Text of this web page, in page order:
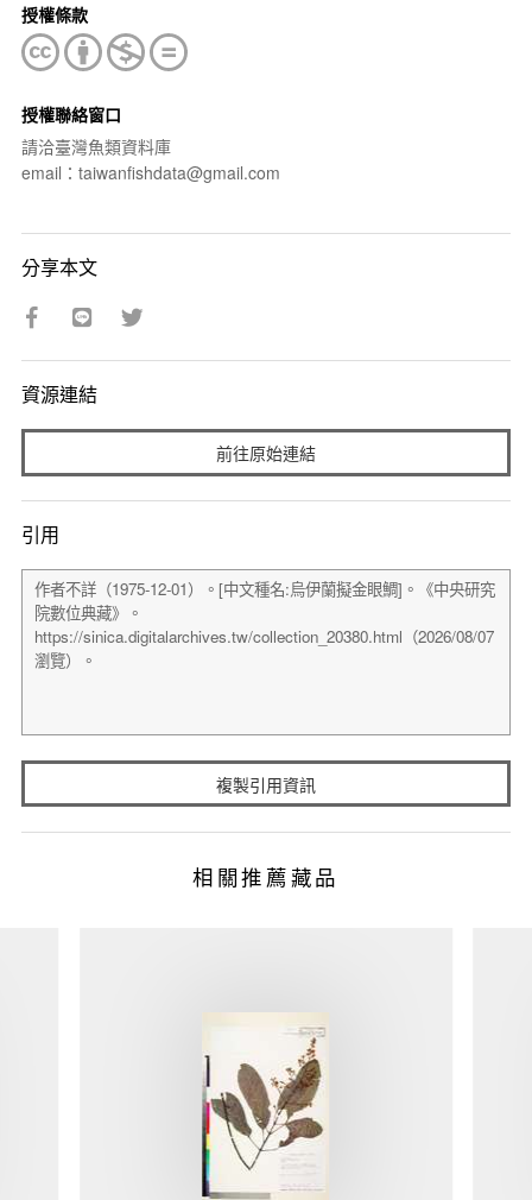
授權條款
授權聯絡窗口
請洽臺灣魚類資料庫
email：taiwanfishdata@gmail.com
分享本文
資源連結
前往原始連結
引用
複製引用資訊
相關推薦藏品